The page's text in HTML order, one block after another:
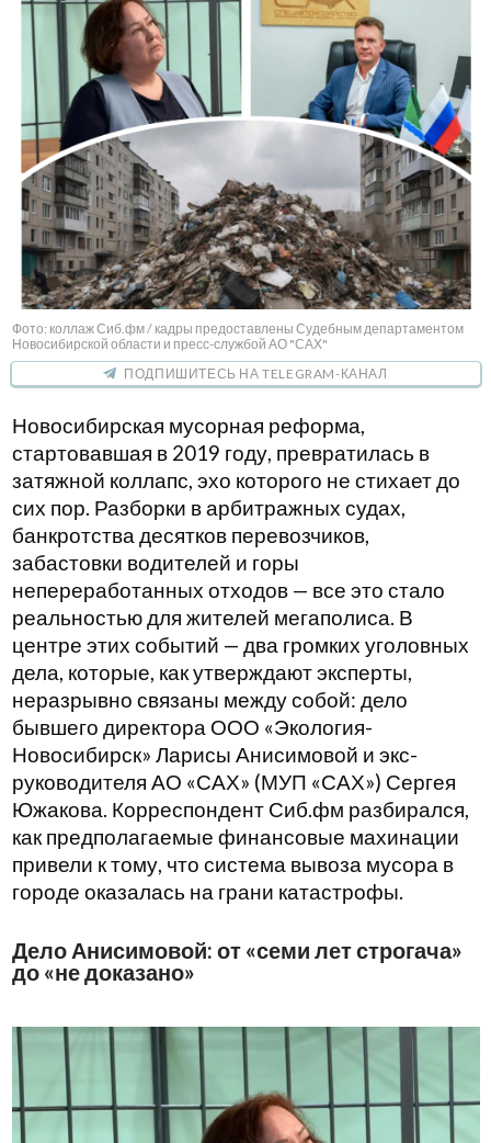
Фото: коллаж Сиб.фм / кадры предоставлены Судебным департаментом
Новосибирской области и пресс-службой АО "САХ"
ПОДПИШИТЕСЬ НА TELEGRAM-КАНАЛ
Новосибирская мусорная реформа,
стартовавшая в 2019 году, превратилась в
затяжной коллапс, эхо которого не стихает до
сих пор. Разборки в арбитражных судах,
банкротства десятков перевозчиков,
забастовки водителей и горы
непереработанных отходов — все это стало
реальностью для жителей мегаполиса. В
центре этих событий — два громких уголовных
дела, которые, как утверждают эксперты,
неразрывно связаны между собой: дело
бывшего директора ООО «Экология-
Новосибирск» Ларисы Анисимовой и экс-
руководителя АО «САХ» (МУП «САХ») Сергея
Южакова. Корреспондент Сиб.фм разбирался,
как предполагаемые финансовые махинации
привели к тому, что система вывоза мусора в
городе оказалась на грани катастрофы.
Дело Анисимовой: от «семи лет строгача»
до «не доказано»